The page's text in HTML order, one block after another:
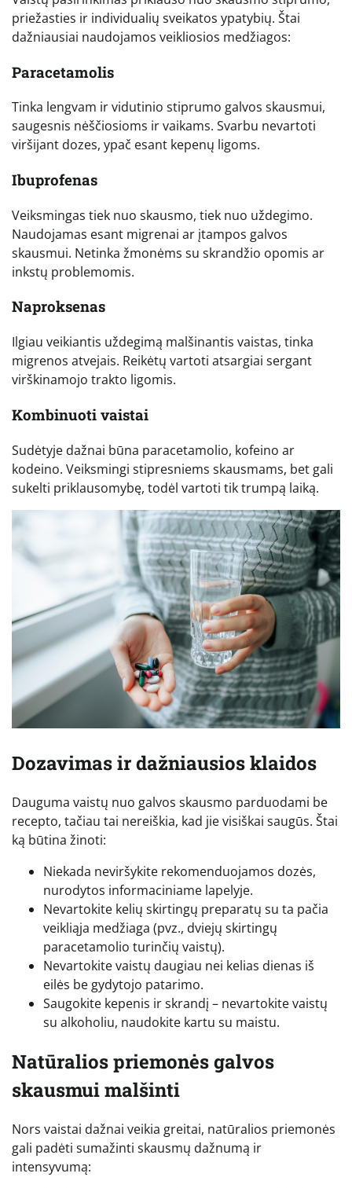
priežasties ir individualių sveikatos ypatybių. Štai
dažniausiai naudojamos veikliosios medžiagos:
Paracetamolis
Tinka lengvam ir vidutinio stiprumo galvos skausmui,
saugesnis nėščiosioms ir vaikams. Svarbu nevartoti
viršijant dozes, ypač esant kepenų ligoms.
Ibuprofenas
Veiksmingas tiek nuo skausmo, tiek nuo uždegimo.
Naudojamas esant migrenai ar įtampos galvos
skausmui. Netinka žmonėms su skrandžio opomis ar
inkstų problemomis.
Naproksenas
Ilgiau veikiantis uždegimą malšinantis vaistas, tinka
migrenos atvejais. Reikėtų vartoti atsargiai sergant
virškinamojo trakto ligomis.
Kombinuoti vaistai
Sudėtyje dažnai būna paracetamolio, kofeino ar
kodeino. Veiksmingi stipresniems skausmams, bet gali
sukelti priklausomybę, todėl vartoti tik trumpą laiką.
Dozavimas ir dažniausios klaidos
Dauguma vaistų nuo galvos skausmo parduodami be
recepto, tačiau tai nereiškia, kad jie visiškai saugūs. Štai
ką būtina žinoti:
Niekada neviršykite rekomenduojamos dozės,
nurodytos informaciniame lapelyje.
Nevartokite kelių skirtingų preparatų su ta pačia
veikliąja medžiaga (pvz., dviejų skirtingų
paracetamolio turinčių vaistų).
Nevartokite vaistų daugiau nei kelias dienas iš
eilės be gydytojo patarimo.
Saugokite kepenis ir skrandį – nevartokite vaistų
su alkoholiu, naudokite kartu su maistu.
Natūralios priemonės galvos
skausmui malšinti
Nors vaistai dažnai veikia greitai, natūralios priemonės
gali padėti sumažinti skausmų dažnumą ir
intensyvumą: